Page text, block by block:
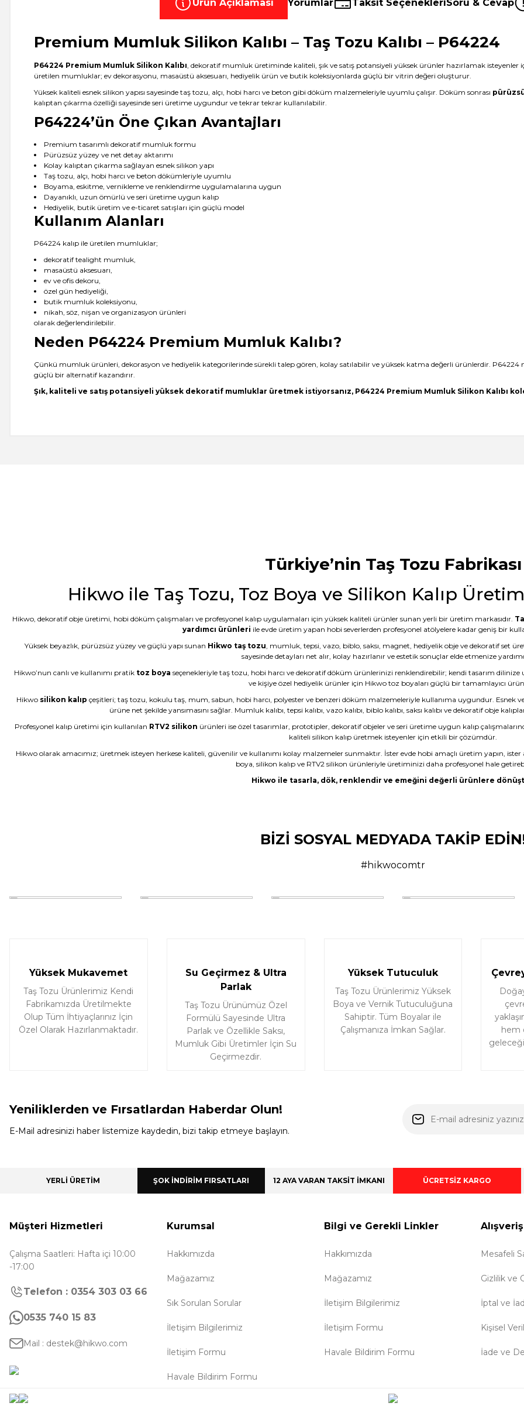
Ürün Açıklaması Yorumlar Taksit SeçenekleriSoru & Cevap
Premium Mumluk Silikon Kalıbı – Taş Tozu Kalıbı – P64224
P64224 Premium Mumluk Silikon Kalıbı, dekoratif mumluk üretiminde kaliteli, şık ve satış potansiyeli yüksek ürünler hazırlamak
üretilen mumluklar; ev dekorasyonu, masaüstü aksesuarı, hediyelik ürün ve butik koleksiyonlarda güçlü bir vitrin değeri oluşturur.
Yüksek kaliteli esnek silikon yapısı sayesinde taş tozu, alçı, hobi harcı ve beton gibi döküm malzemeleriyle uyumlu çalışır. Döküm sonrası
kalıptan çıkarma özelliği sayesinde seri üretime uygundur ve tekrar tekrar kullanılabilir.
P64224’ün Öne Çıkan Avantajları
Premium tasarımlı dekoratif mumluk formu
Pürüzsüz yüzey ve net detay aktarımı
Kolay kalıptan çıkarma sağlayan esnek silikon yapı
Taş tozu, alçı, hobi harcı ve beton dökümleriyle uyumlu
Boyama, eskitme, vernikleme ve renklendirme uygulamalarına uygun
Dayanıklı, uzun ömürlü ve seri üretime uygun kalıp
Hediyelik, butik üretim ve e-ticaret satışları için güçlü model
Kullanım Alanları
P64224 kalıp ile üretilen mumluklar;
dekoratif tealight mumluk,
masaüstü aksesuarı,
ev ve ofis dekoru,
özel gün hediyeliği,
butik mumluk koleksiyonu,
nikah, söz, nişan ve organizasyon ürünleri
olarak değerlendirilebilir.
Neden P64224 Premium Mumluk Kalıbı?
Çünkü mumluk ürünleri, dekorasyon ve hediyelik kategorilerinde sürekli talep gören, kolay satılabilir ve yüksek katma değerli ürünlerdir.
güçlü bir alternatif kazandırır.
Şık, kaliteli ve satış potansiyeli yüksek dekoratif mumluklar üretmek istiyorsanız, P64224 Premium Mumluk Silikon Kalıbı
N... E... | 01/06/2026
Ürün çok güzel hediye için teşekkür ederim
F... Ö... | 16/05/2026
Firmanın hizmet ve iletişiminden memnunum
Türkiye’nin Taş Tozu Fabrikası
Hikwo ile Taş Tozu, Toz Boya ve Silikon Kalıp
Hikwo, dekoratif obje üretimi, hobi döküm çalışmaları ve profesyonel kalıp uygulamaları için yüksek kaliteli ürünler sunan yerli bir üretim markasıdır.
yardımcı ürünleri ile evde üretim yapan hobi severlerden profesyonel atölyelere kadar geniş bir
Yüksek beyazlık, pürüzsüz yüzey ve güçlü yapı sunan Hikwo taş tozu, mumluk, tepsi, vazo, biblo, saksı, magnet, hediyelik obje ve dekoratif set
sayesinde detayları net alır, kolay hazırlanır ve estetik sonuçlar elde etmenize
Hikwo’nun canlı ve kullanımı pratik toz boya seçenekleriyle taş tozu, hobi harcı ve dekoratif döküm ürünlerinizi renklendirebilir; kendi tasarım
ve kişiye özel hediyelik ürünler için Hikwo toz boyaları güçlü bir tamamlayıcı
Hikwo silikon kalıp çeşitleri; taş tozu, kokulu taş, mum, sabun, hobi harcı, polyester ve benzeri döküm malzemeleriyle kullanıma uygundur. Esnek ve
ürüne net şekilde yansımasını sağlar. Mumluk kalıbı, tepsi kalıbı, vazo kalıbı, biblo kalıbı, saksı kalıbı ve dekoratif obje
Profesyonel kalıp üretimi için kullanılan RTV2 silikon ürünleri ise özel tasarımlar, prototipler, dekoratif objeler ve seri üretime uygun kalıp
kaliteli silikon kalıp üretmek isteyenler için etkili bir çözümdür.
Hikwo olarak amacımız; üretmek isteyen herkese kaliteli, güvenilir ve kullanımı kolay malzemeler sunmaktır. İster evde hobi amaçlı üretim yapın,
boya, silikon kalıp ve RTV2 silikon ürünleriyle üretiminizi daha profesyonel hale
Hikwo ile tasarla, dök, renklendir ve emeğini değerli ürünlere
BİZİ SOSYAL MEDYADA TAKİP
#hikwocomtr
Yüksek Mukavemet
Taş Tozu Ürünlerimiz Kendi
Fabrikamızda Üretilmekte
Olup Tüm İhtiyaçlarınız İçin
Özel Olarak Hazırlanmaktadır.
Su Geçirmez & Ultra
Parlak
Taş Tozu Ürünümüz Özel
Formülü Sayesinde Ultra
Parlak ve Özellikle Saksı,
Mumluk Gibi Üretimler İçin Su
Geçirmezdir.
Yüksek Tutuculuk
Taş Tozu Ürünlerimiz Yüksek
Boya ve Vernik Tutuculuğuna
Sahiptir. Tüm Boyalar ile
Çalışmanıza İmkan Sağlar.
hem
Yeniliklerden ve Fırsatlardan Haberdar Olun!
E-Mail adresinizi haber listemize kaydedin, bizi takip etmeye başlayın.
YERLİ ÜRETİM ŞOK İNDİRİM FIRSATLARI 12 AYA VARAN TAKSİT İMKANI ÜCRETSİZ KARGO
Müşteri Hizmetleri
Çalışma Saatleri: Hafta içi 10:00
-17:00
Telefon : 0354 303 03 66
0535 740 15 83
Mail : destek@hikwo.com
Kurumsal
Hakkımızda
Mağazamız
Sık Sorulan Sorular
İletişim Bilgilerimiz
İletişim Formu
Havale Bildirim Formu
Bilgi ve Gerekli Linkler
Hakkımızda
Mağazamız
İletişim Bilgilerimiz
İletişim Formu
Havale Bildirim Formu
Alışveriş
Mesafeli
Gizlilik ve
İptal ve
Kişisel
İade ve